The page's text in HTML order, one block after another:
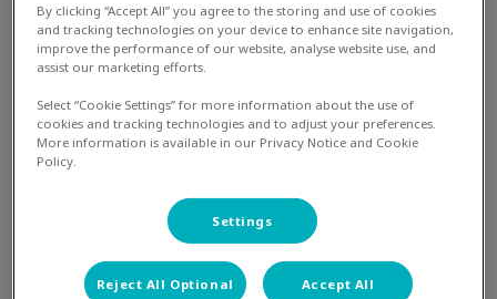
(niersteen of tumor) dan wel door een te groot aanbod
bij verhoogde eiwitafbraak. Bij het vermoeden van een
leverprobleem wordt meestal gekeken naar een groepje
enzymen dat onder andere veel in de levercellen
voorkomen en die dus bij een leverbeschadiging vrij
kunnen komen in het bloed. Pas als de enzymwaarden
flink verhoogd zijn wordt hier, net als bij de
spierenzymwaarden, betekenis aan gehecht. (Dit in
tegenstelling tot waarden, zoals bijvoorbeeld het
bloedsuikergehalte, die het lichaam constant probeert
te houden). Ook een verhoogde waarde van de
By clicking “Accept All” you agree to the storing and use of cookies
and tracking technologies on your device to enhance site navigation,
improve the performance of our website, analyse website use, and
assist our marketing efforts.
Select “Cookie Settings” for more information about the use of
cookies and tracking technologies and to adjust your preferences.
More information is available in our Privacy Notice and Cookie
Policy.
Settings
Reject All Optional Accept All